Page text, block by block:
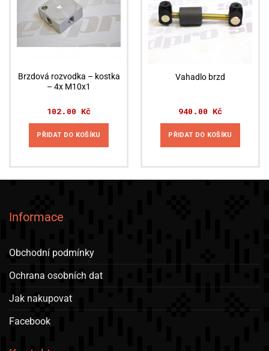
lze
vybrat
na
Brzdová rozvodka – kostka
– 4x M10x1
102.00 Kč
PŘIDAT DO KOŠÍKU
Vahadlo brzd
940.00 Kč
PŘIDAT DO KOŠÍKU
Informace
Obchodní podmínky
Ochrana osobních dat
Jak nakupovat
Facebook